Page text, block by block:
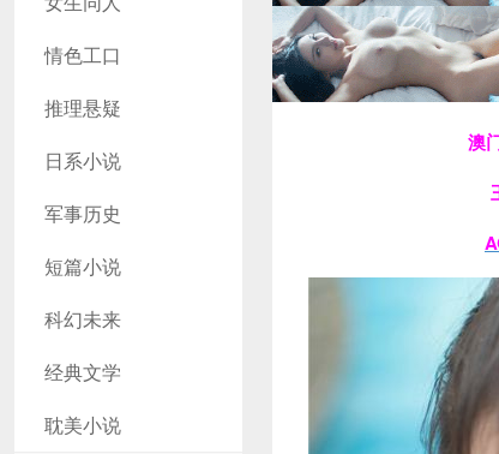
情色工口
推理悬疑
日系小说
军事历史
短篇小说
科幻未来
经典文学
耽美小说
澳